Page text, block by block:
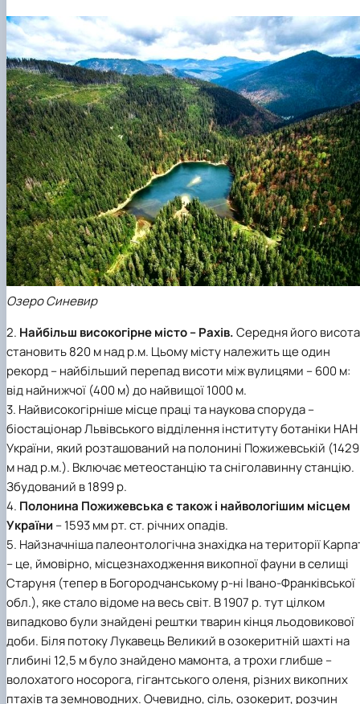
Озеро Синевир
2. Найбільш високогірне місто – Рахів.Середня його висота
становить 820 м над р.м. Цьому місту належить ще один
рекорд – найбільший перепад висоти між вулицями – 600 м:
від найнижчої (400 м) до найвищої 1000 м.
3. Найвисокогірніше місце праці та наукова споруда –
біостаціонар Львівського відділення інституту ботаніки НАН
України, який розташований на полонині Пожижевській (1429
м над р.м.). Включає метеостанцію та сніголавинну станцію.
Збудований в 1899 р.
4. Полонина Пожижевська є також і найвологішим місцем
України – 1593 мм рт. ст. річних опадів.
5. Найзначніша палеонтологічна знахідка на території
– це, ймовірно, місцезнаходження викопної фауни в селищі
Старуня (тепер в Богородчанському р-ні Івано-Франківської
обл.), яке стало відоме на весь світ. В 1907 р. тут цілком
випадково були знайдені рештки тварин кінця льодовикової
доби. Біля потоку Лукавець Великий в озокеритній шахті на
глибині 12,5 м було знайдено мамонта, а трохи глибше –
волохатого носорога, гігантського оленя, різних викопних
птахів та земноводних. Очевидно, сіль, озокерит, розчин